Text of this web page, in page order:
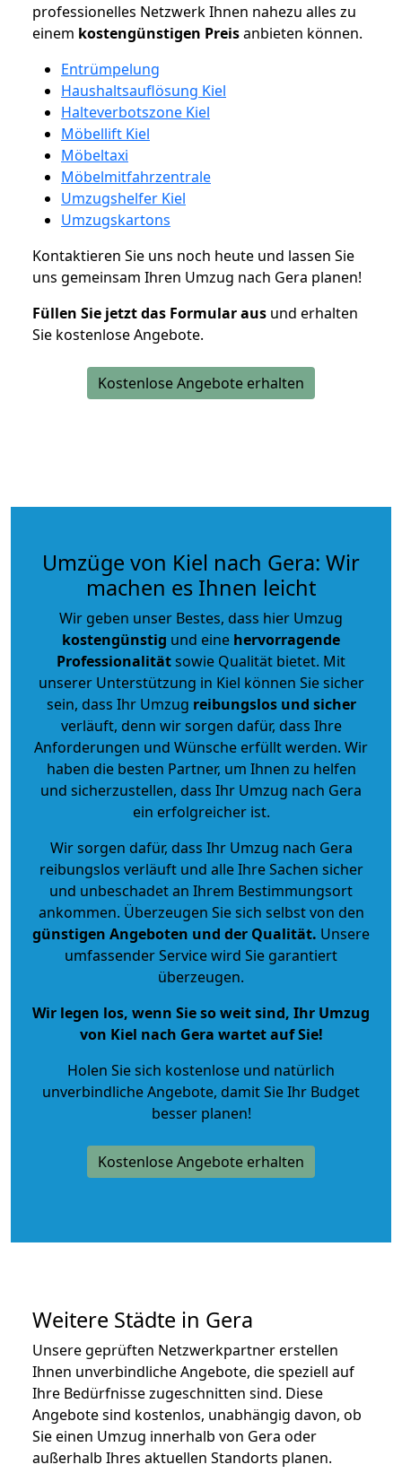
professionelles Netzwerk Ihnen nahezu alles zu
einem kostengünstigen Preisanbieten können.
Entrümpelung
Haushaltsauflösung Kiel
Halteverbotszone Kiel
Möbellift Kiel
Möbeltaxi
Möbelmitfahrzentrale
Umzugshelfer Kiel
Umzugskartons
Kontaktieren Sie uns noch heute und lassen Sie
uns gemeinsam Ihren Umzug nach Gera planen!
Füllen Sie jetzt das Formular aus und erhalten
Sie kostenlose Angebote.
Kostenlose Angebote erhalten
Umzüge von Kiel nach Gera: Wir
machen es Ihnen leicht
Wir geben unser Bestes, dass hier Umzug
kostengünstig und eine hervorragende
Professionalitätsowie Qualität bietet. Mit
unserer Unterstützung in Kiel können Sie sicher
sein, dass Ihr Umzug reibungslos und sicher
verläuft, denn wir sorgen dafür, dass Ihre
Anforderungen und Wünsche erfüllt werden. Wir
haben die besten Partner, um Ihnen zu helfen
und sicherzustellen, dass Ihr Umzug nach Gera
ein erfolgreicher ist.
Wir sorgen dafür, dass Ihr Umzug nach Gera
reibungslos verläuft und alle Ihre Sachen sicher
und unbeschadet an Ihrem Bestimmungsort
ankommen. Überzeugen Sie sich selbst von den
günstigen Angeboten und der Qualität. Unsere
umfassender Service wird Sie garantiert
überzeugen.
Wir legen los, wenn Sie so weit sind, Ihr Umzug
von Kiel nach Gera wartet auf Sie!
Holen Sie sich kostenlose und natürlich
unverbindliche Angebote, damit Sie Ihr Budget
besser planen!
Kostenlose Angebote erhalten
Weitere Städte in Gera
Unsere geprüften Netzwerkpartner erstellen
Ihnen unverbindliche Angebote, die speziell auf
Ihre Bedürfnisse zugeschnitten sind. Diese
Angebote sind kostenlos, unabhängig davon, ob
Sie einen Umzug innerhalb von Gera oder
außerhalb Ihres aktuellen Standorts planen.